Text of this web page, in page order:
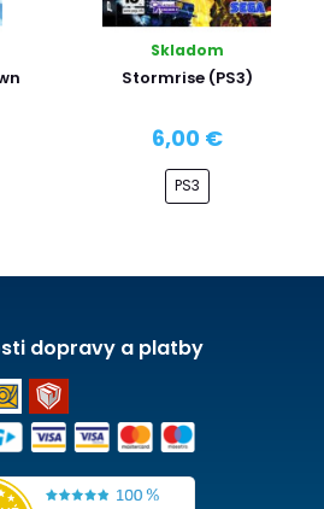
Skladom
Stormrise (PS3)
6,00 €
PS3
dopravy a platby